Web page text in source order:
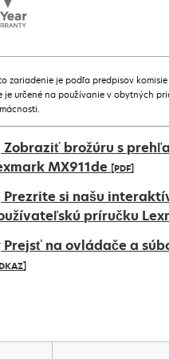
zariadenie je podľa predpisov
je určené na používanie v obytných
Zobraziť brožúru s
MX911de [PDF]
Prezrite si našu
príručku
Prejsť na ovládače a